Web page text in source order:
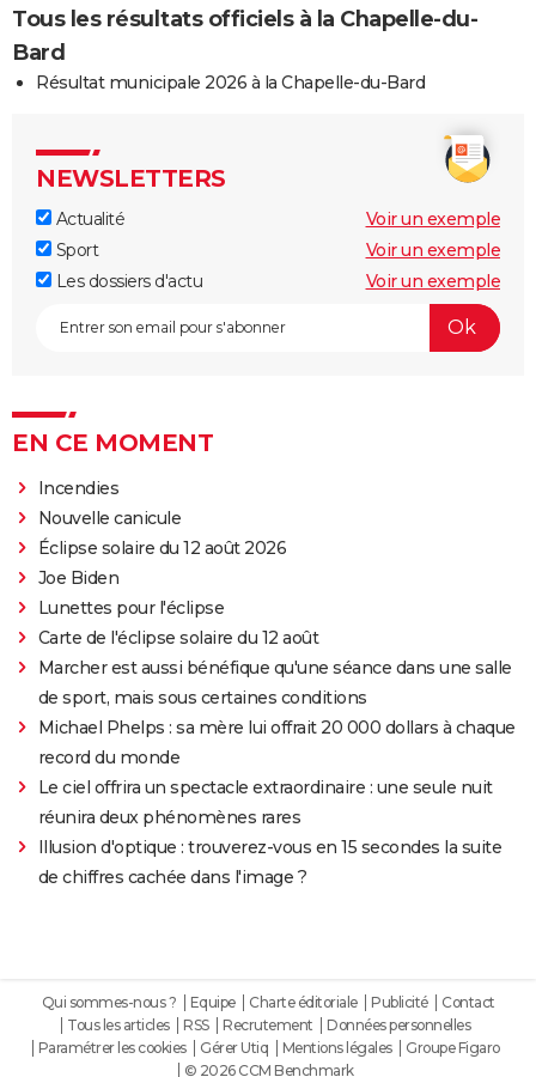
Tous les résultats officiels à la Chapelle-du-
Bard
Résultat municipale 2026 à la Chapelle-du-Bard
NEWSLETTERS
Actualité
Voir un exemple
Sport
Voir un exemple
Les dossiers d'actu
Voir un exemple
EN CE MOMENT
Incendies
Nouvelle canicule
Éclipse solaire du 12 août 2026
Joe Biden
Lunettes pour l'éclipse
Carte de l'éclipse solaire du 12 août
Marcher est aussi bénéfique qu'une séance dans une salle
de sport, mais sous certaines conditions
Michael Phelps : sa mère lui offrait 20 000 dollars à chaque
record du monde
Le ciel offrira un spectacle extraordinaire : une seule nuit
réunira deux phénomènes rares
Illusion d'optique : trouverez-vous en 15 secondes la suite
de chiffres cachée dans l'image ?
Qui sommes-nous ? Equipe Charte éditoriale Publicité
Contact
Tous les articles
RSS Recrutement
Données personnelles
Paramétrer les cookies
Gérer Utiq Mentions légales
Groupe Figaro
© 2026 CCM Benchmark